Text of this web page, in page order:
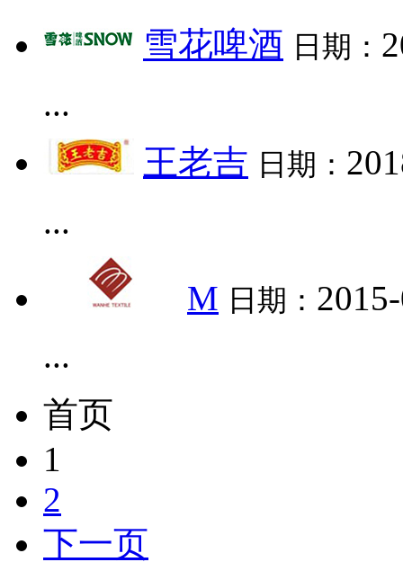
雪花啤酒 日期：
...
王老吉 日期：
...
M 日期：
...
首页
1
2
下一页